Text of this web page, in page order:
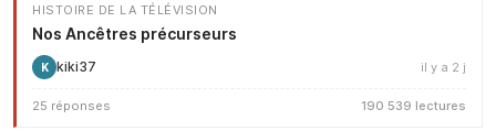
HISTOIRE DE LA TÉLÉVISION
Nos Ancêtres précurseurs
K kiki37 il y a 2 j
25 réponses 190 539 lectures